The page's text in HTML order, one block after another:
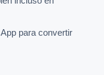
para convertir